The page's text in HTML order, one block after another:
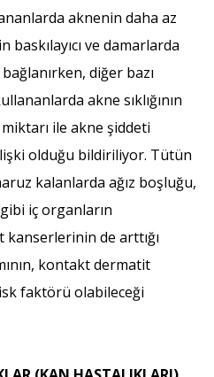
aknenin daha az
ve damarlarda
diğer bazı
akne sıklığının
ile akne şiddeti
olduğu bildiriliyor. Tütün
kalanlarda ağız boşluğu,
iç organların
kanserlerinin de arttığı
kontakt dermatit
faktörü olabileceği